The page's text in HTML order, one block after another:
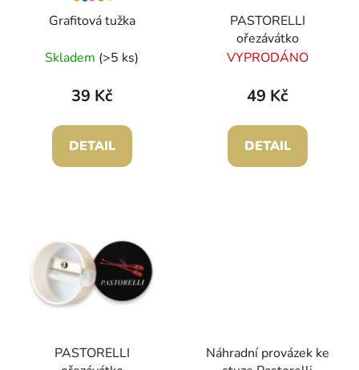
Grafitová tužka
Skladem (>5 ks)
39 Kč
DETAIL
PASTORELLI
ořezávátko
VYPRODÁNO
49 Kč
DETAIL
PASTORELLI
Náhradní provázek ke